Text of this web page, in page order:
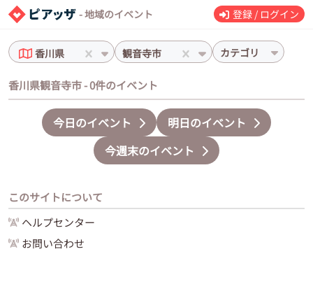
- 地域のイベント 登録 / ログイン
香川県 観音寺市 カテゴリ
香川県観音寺市 - 0件のイベント
今日のイベント
明日のイベント
今週末のイベント
このサイトについて
ヘルプセンター
お問い合わせ